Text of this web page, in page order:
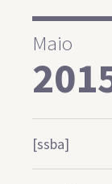
Maio
[ssba]